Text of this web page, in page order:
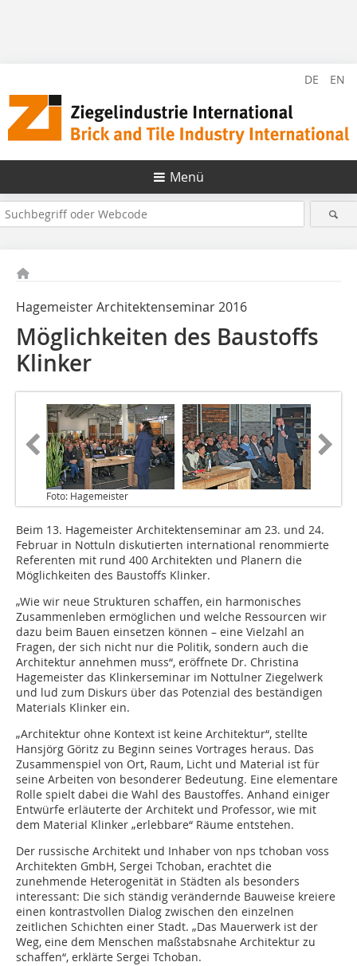
DE EN
Menü
Hagemeister Architektenseminar 2016
Möglichkeiten des Baustoffs
Klinker
Foto: Hagemeister
Beim 13. Hagemeister Architektenseminar am 23. und 24.
Februar in Nottuln diskutierten international renommierte
Referenten mit rund 400 Architekten und Planern die
Möglichkeiten des Baustoffs Klinker.
„Wie wir neue Strukturen schaffen, ein harmonisches
Zusammenleben ermöglichen und welche Ressourcen wir
dazu beim Bauen einsetzen können – eine Vielzahl an
Fragen, der sich nicht nur die Politik, sondern auch die
Architektur annehmen muss“, eröffnete Dr. Christina
Hagemeister das Klinkerseminar im Nottulner Ziegelwerk
und lud zum Diskurs über das Potenzial des beständigen
Materials Klinker ein.
„Architektur ohne Kontext ist keine Architektur“, stellte
Hansjörg Göritz zu Beginn seines Vortrages heraus. Das
Zusammenspiel von Ort, Raum, Licht und Material ist für
seine Arbeiten von besonderer Bedeutung. Eine elementare
Rolle spielt dabei die Wahl des Baustoffes. Anhand einiger
Entwürfe erläuterte der Architekt und Professor, wie mit
dem Material Klinker „erlebbare“ Räume entstehen.
Der russische Architekt und Inhaber von nps tchoban voss
Architekten GmbH, Sergei Tchoban, erachtet die
zunehmende Heterogenität in Städten als besonders
interessant: Die sich ständig verändernde Bauweise kreiere
einen kontrastvollen Dialog zwischen den einzelnen
zeitlichen Schichten einer Stadt. „Das Mauerwerk ist der
Weg, eine dem Menschen maßstabsnahe Architektur zu
schaffen“, erklärte Sergei Tchoban.